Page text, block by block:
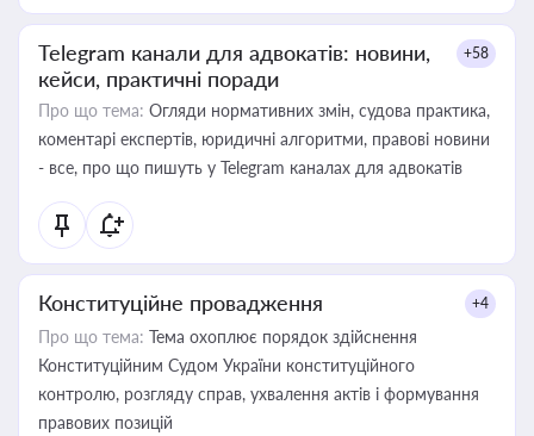
Telegram канали для адвокатів: новини,
кейси, практичні поради
+58
Про що тема: Огляди нормативних змін, судова практика,
коментарі експертів, юридичні алгоритми, правові новини
- все, про що пишуть у Telegram каналах для адвокатів
Конституційне провадження +4
Про що тема: Тема охоплює порядок здійснення
Конституційним Судом України конституційного
контролю, розгляду справ, ухвалення актів і формування
правових позицій